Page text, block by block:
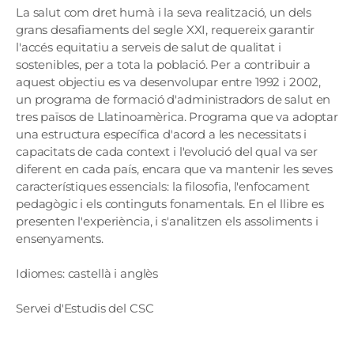
La salut com dret humà i la seva realització, un dels
grans desafiaments del segle XXI, requereix garantir
l'accés equitatiu a serveis de salut de qualitat i
sostenibles, per a tota la població. Per a contribuir a
aquest objectiu es va desenvolupar entre 1992 i 2002,
un programa de formació d'administradors de salut en
tres països de Llatinoamèrica. Programa que va adoptar
una estructura específica d'acord a les necessitats i
capacitats de cada context i l'evolució del qual va ser
diferent en cada país, encara que va mantenir les seves
característiques essencials: la filosofia, l'enfocament
pedagògic i els continguts fonamentals. En el llibre es
presenten l'experiència, i s'analitzen els assoliments i
ensenyaments.
Idiomes: castellà i anglès
Servei d'Estudis del CSC